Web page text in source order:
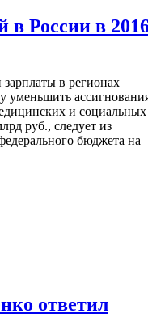
в России в
в регионах
уменьшить
и социальных
руб., следует из
бюджета на
ответил